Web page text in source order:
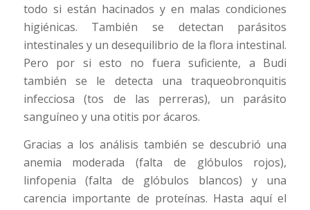
todo si están hacinados y en malas condiciones
higiénicas. También se detectan parásitos
intestinales y un desequilibrio de la flora intestinal.
Pero por si esto no fuera suficiente, a Budi
también se le detecta una traqueobronquitis
infecciosa (tos de las perreras), un parásito
sanguíneo y una otitis por ácaros.
Gracias a los análisis también se descubrió una
anemia moderada (falta de glóbulos rojos),
linfopenia (falta de glóbulos blancos) y una
carencia importante de proteínas. Hasta aquí el